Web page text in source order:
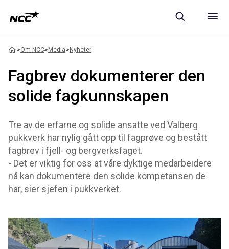
Om NCC Media Nyheter
Fagbrev dokumenterer den
solide fagkunnskapen
Tre av de erfarne og solide ansatte ved Valberg
pukkverk har nylig gått opp til fagprøve og bestått
fagbrev i fjell- og bergverksfaget.
- Det er viktig for oss at våre dyktige medarbeidere
nå kan dokumentere den solide kompetansen de
har, sier sjefen i pukkverket.